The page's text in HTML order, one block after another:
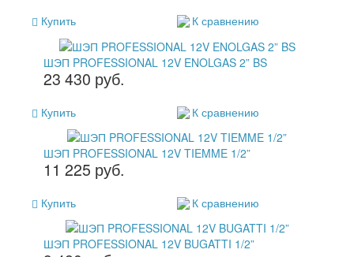
Купить К сравнению
ШЭП PROFESSIONAL 12V ENOLGAS 2” BS
23 430 руб.
Купить К сравнению
ШЭП PROFESSIONAL 12V TIEMME 1/2”
11 225 руб.
Купить К сравнению
ШЭП PROFESSIONAL 12V BUGATTI 1/2”